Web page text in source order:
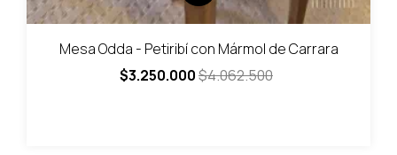
Mesa Odda - Petiribí con Mármol de Carrara
$3.250.000$4.062.500